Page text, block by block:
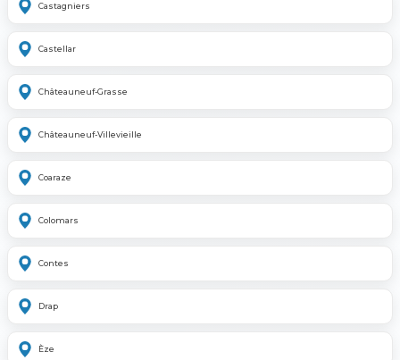
Castagniers
Castellar
Châteauneuf-Grasse
Châteauneuf-Villevieille
Coaraze
Colomars
Contes
Drap
Èze